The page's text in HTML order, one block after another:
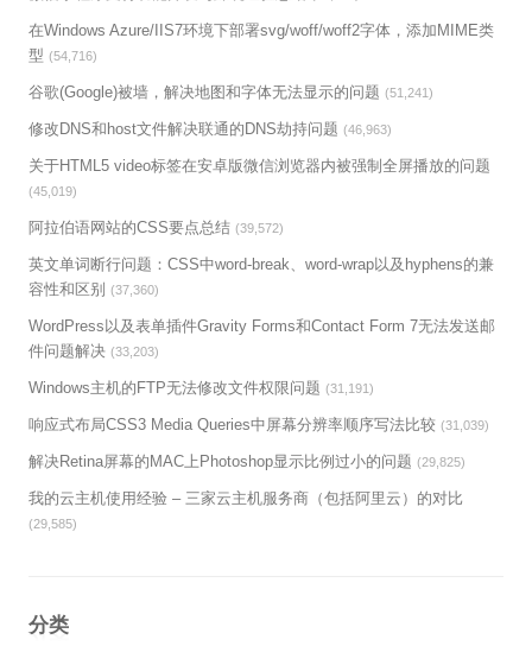
在Windows Azure/IIS7环境下部署svg/woff/woff2字体，添加MIME类
型 (54,716)
谷歌(Google)被墙，解决地图和字体无法显示的问题 (51,241)
修改DNS和host文件解决联通的DNS劫持问题 (46,963)
关于HTML5 video标签在安卓版微信浏览器内被强制全屏播放的问题
(45,019)
阿拉伯语网站的CSS要点总结 (39,572)
英文单词断行问题：CSS中word-break、word-wrap以及hyphens的兼
容性和区别
(37,360)
WordPress以及表单插件Gravity Forms和Contact Form 7无法发送邮
件问题解决 (33,203)
Windows主机的FTP无法修改文件权限问题 (31,191)
响应式布局CSS3 Media Queries中屏幕分辨率顺序写法比较 (31,039)
解决Retina屏幕的MAC上Photoshop显示比例过小的问题 (29,825)
我的云主机使用经验 – 三家云主机服务商（包括阿里云）的对比
(29,585)
分类